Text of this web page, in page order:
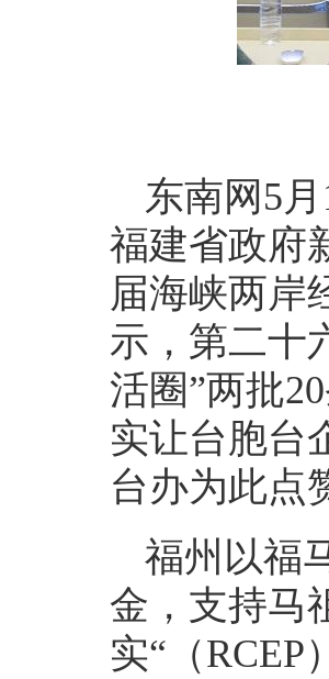
东南网5
福建省政府
届海峡两岸
示，第二十
活圈”两批
实让台胞台
台办为此点
福州以福
金，支持马
实“（